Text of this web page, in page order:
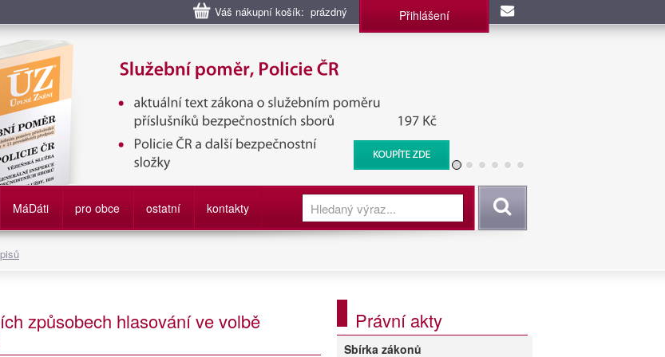
Váš nákupní košík: prázdný Přihlášení
příslušníků bezpečnostních sborů, Policie ČR, Vězeňská služba, BIS, Zpravodajské
služby
MáDáti pro obce ostatní kontakty Vyhledat
způsobech hlasování ve volbě Právní akty
Sbírka zákonů